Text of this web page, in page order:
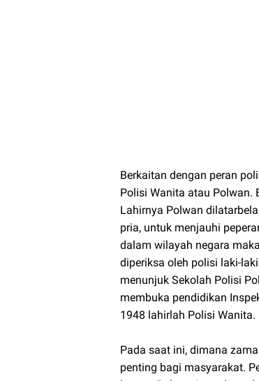
Berkaitan dengan peran
Polisi Wanita atau Polwan.
Lahirnya Polwan
pria, untuk menjauhi
dalam wilayah negara
diperiksa oleh polisi laki-
menunjuk Sekolah Polisi
membuka pendidikan
1948 lahirlah Polisi Wanita.
Pada saat ini, dimana
penting bagi masyarakat.